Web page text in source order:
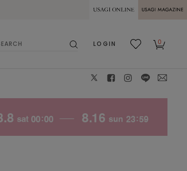
熊本県熊本地方を震源とする地震の影響に
MAGAZINE
LOGIN
0